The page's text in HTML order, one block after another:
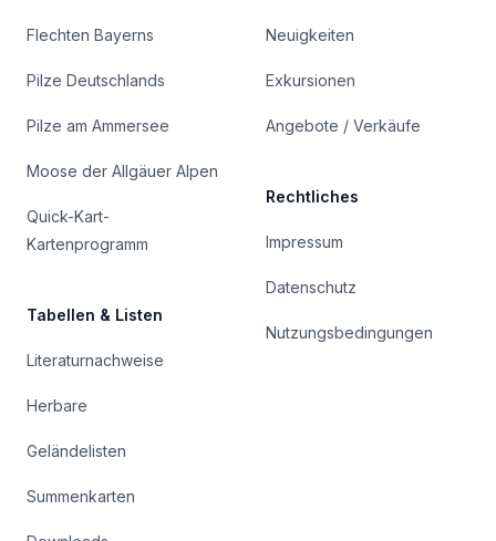
Flechten Bayerns
Pilze Deutschlands
Pilze am Ammersee
Moose der Allgäuer Alpen
Quick-Kart-
Kartenprogramm
Tabellen & Listen
Literaturnachweise
Herbare
Geländelisten
Summenkarten
Neuigkeiten
Exkursionen
Angebote / Verkäufe
Rechtliches
Impressum
Datenschutz
Nutzungsbedingungen